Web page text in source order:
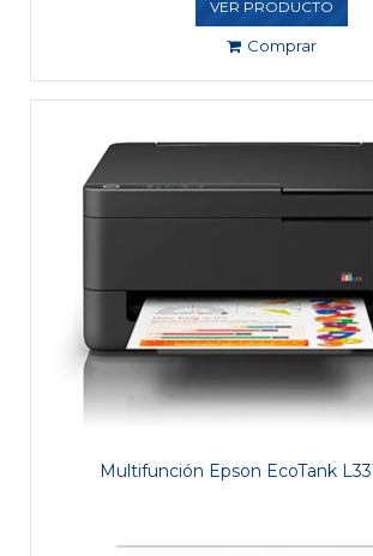
VER PRODUCTO
Comprar
Multifunción Epson EcoTank